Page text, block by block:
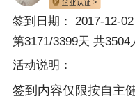
签到日期： 2017-12-02
第3171/3399天 共3504
活动说明：
签到内容仅限按自主